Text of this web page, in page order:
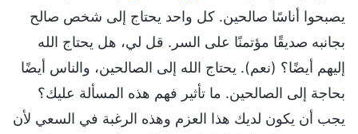
يصبحوا أناسًا صالحين. كل واحد يحتاج إلى شخص صالح
بجانبه صديقًا مؤتمنًا على السر. قل لي، هل يحتاج الله
إليهم أيضًا؟ (نعم). يحتاج الله إلى الصالحين، والناس أيضًا
بحاجة إلى الصالحين. ما تأثير فهم هذه المسألة عليك؟
يجب أن يكون لديك هذا العزم وهذه الرغبة في السعي لأن